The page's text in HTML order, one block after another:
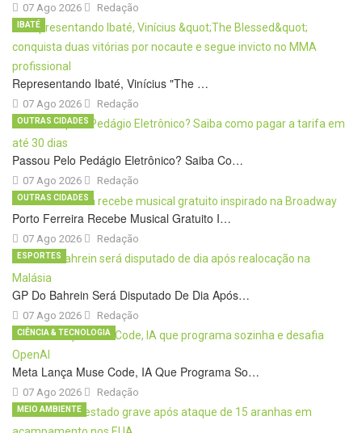
07 Ago 2026 Redação
Representando Ibaté, Vinícius "The …
07 Ago 2026
IBATÉ
Redação
Passou Pelo Pedágio Eletrônico? Saiba Co…
07 Ago 2026
OUTRAS CIDADES
Redação
Porto Ferreira Recebe Musical Gratuito I…
07 Ago 2026
OUTRAS CIDADES
Redação
GP Do Bahrein Será Disputado De Dia Após…
07 Ago 2026
ESPORTES
Redação
Meta Lança Muse Code, IA Que Programa So…
07 Ago 2026
CIÊNCIA & TECNOLOGIA
Redação
MEIO AMBIENTE